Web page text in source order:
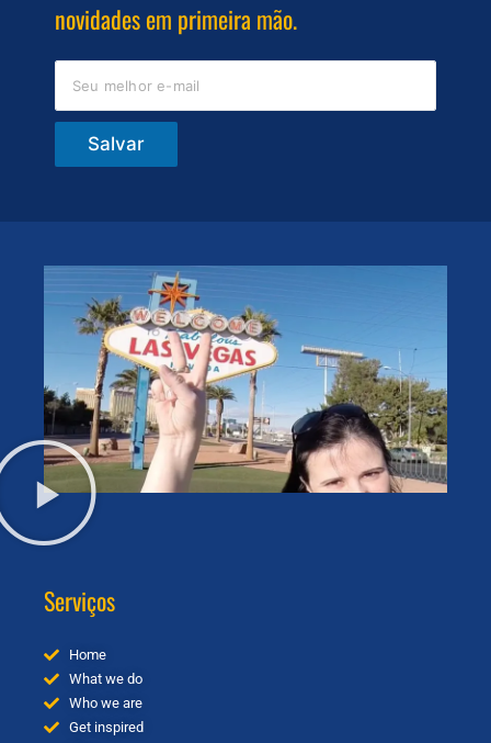
novidades em primeira mão.
Salvar
Serviços
Home
What we do
Who we are
Get inspired